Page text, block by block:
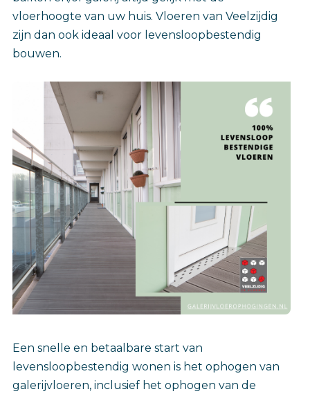
vloerhoogte van uw huis. Vloeren van Veelzijdig
zijn dan ook ideaal voor levensloopbestendig
bouwen.
Een snelle en betaalbare start van
levensloopbestendig wonen is het ophogen van
galerijvloeren, inclusief het ophogen van de